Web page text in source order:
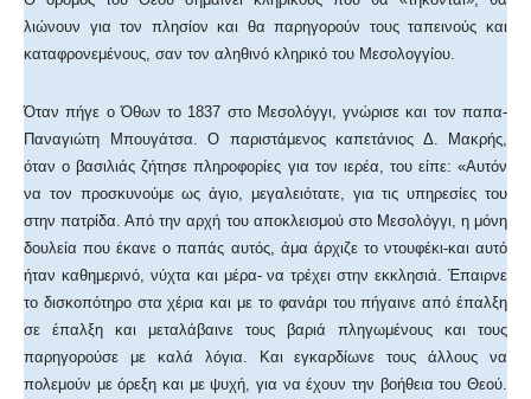
λιώνουν για τον πλησίον και θα παρηγορούν τους ταπεινούς και
καταφρονεμένους, σαν τον αληθινό κληρικό του Μεσολογγίου.
Όταν πήγε ο Όθων το 1837 στο Μεσολόγγι, γνώρισε και τον παπα-
Παναγιώτη Μπουγάτσα. Ο παριστάμενος καπετάνιος Δ. Μακρής,
όταν ο βασιλιάς ζήτησε πληροφορίες για τον ιερέα, του είπε: «Αυτόν
να τον προσκυνούμε ως άγιο, μεγαλειότατε, για τις υπηρεσίες του
στην πατρίδα. Από την αρχή του αποκλεισμού στο Μεσολόγγι, η μόνη
δουλεία που έκανε ο παπάς αυτός, άμα άρχιζε το ντουφέκι-και αυτό
ήταν καθημερινό, νύχτα και μέρα- να τρέχει στην εκκλησιά. Έπαιρνε
το δισκοπότηρο στα χέρια και με το φανάρι του πήγαινε από έπαλξη
σε έπαλξη και μεταλάβαινε τους βαριά πληγωμένους και τους
παρηγορούσε με καλά λόγια. Και εγκαρδίωνε τους άλλους να
πολεμούν με όρεξη και με ψυχή, για να έχουν την βοήθεια του Θεού.